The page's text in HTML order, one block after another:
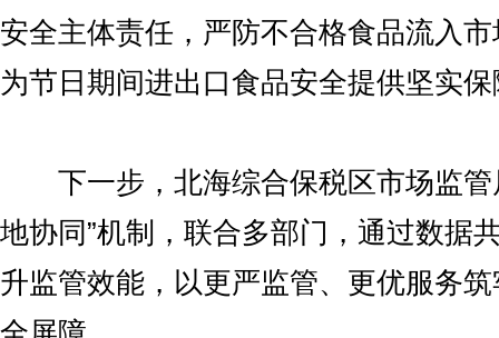
安全主体责任，严防不合格食品流入
为节日期间进出口食品安全提供坚实
下一步，北海综合保税区市场监管
地协同”机制，联合多部门，通过数据
升监管效能，以更严监管、更优服务